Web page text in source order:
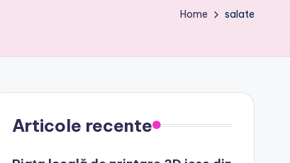
Home salate
Articole recente